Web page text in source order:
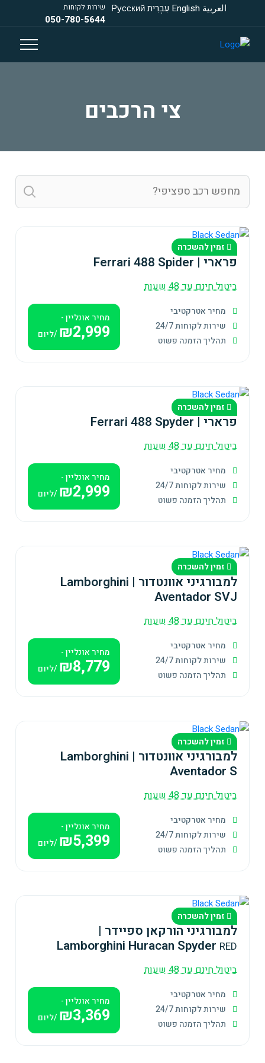
العربية English עִבְרִית Русский שירות לקוחות
050-780-5644
צי הרכבים
זמין להשכרה
פרארי | Ferrari 488 Spider
ביטול חינם עד 48 שעות
מחיר אטרקטיבי
שירות לקוחות 24/7
תהליך הזמנה פשוט
מחיר אונליין -
₪2,999/ליום
זמין להשכרה
פרארי | Ferrari 488 Spyder
ביטול חינם עד 48 שעות
מחיר אטרקטיבי
שירות לקוחות 24/7
תהליך הזמנה פשוט
מחיר אונליין -
₪2,999/ליום
זמין להשכרה
למבורגיני אוונטדור | Lamborghini
Aventador SVJ
ביטול חינם עד 48 שעות
מחיר אטרקטיבי
שירות לקוחות 24/7
תהליך הזמנה פשוט
מחיר אונליין -
₪8,779/ליום
זמין להשכרה
למבורגיני אוונטדור | Lamborghini
Aventador S
ביטול חינם עד 48 שעות
מחיר אטרקטיבי
שירות לקוחות 24/7
תהליך הזמנה פשוט
מחיר אונליין -
₪5,399/ליום
זמין להשכרה
למבורגיני הורקאן ספיידר |
Lamborghini Huracan Spyder RED
ביטול חינם עד 48 שעות
מחיר אטרקטיבי
שירות לקוחות 24/7
תהליך הזמנה פשוט
מחיר אונליין -
₪3,369/ליום